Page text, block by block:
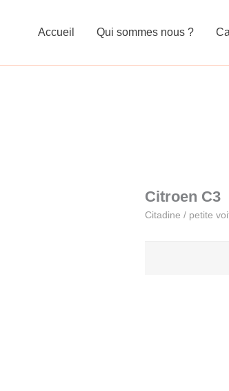
Accueil Qui sommes nous ?
Citroen C3
Citadine / petite